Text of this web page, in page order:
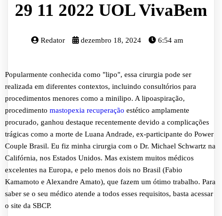
29 11 2022 UOL VivaBem
Redator dezembro 18, 2024 6:54 am
Popularmente conhecida como "lipo", essa cirurgia pode ser
realizada em diferentes contextos, incluindo consultórios para
procedimentos menores como a minilipo. A lipoaspiração,
procedimento mastopexia recuperação estético amplamente
procurado, ganhou destaque recentemente devido a complicações
trágicas como a morte de Luana Andrade, ex-participante do Power
Couple Brasil. Eu fiz minha cirurgia com o Dr. Michael Schwartz na
Califórnia, nos Estados Unidos. Mas existem muitos médicos
excelentes na Europa, e pelo menos dois no Brasil (Fabio
Kamamoto e Alexandre Amato), que fazem um ótimo trabalho. Para
saber se o seu médico atende a todos esses requisitos, basta acessar
o site da SBCP.